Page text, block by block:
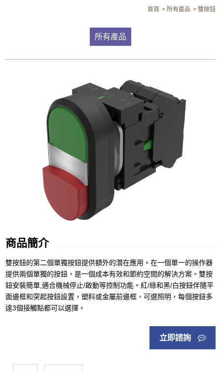
首頁 所有產品 雙按鈕
所有產品
商品簡介
雙按鈕的第二個單獨按鈕提供額外的潛在應用。在一個單一的操作器
提供兩個單獨的按鈕，是一個成本有效和節約空間的解決方案。雙按
鈕安裝簡單,適合機械停止/啟動等控制功能。紅/綠和黑/白按鈕伴隨平
面邊框和突起按鈕設置，塑料或金屬前邊框，可選照明，每個按鈕多
達3個接觸點都可以選擇。
立即諮詢